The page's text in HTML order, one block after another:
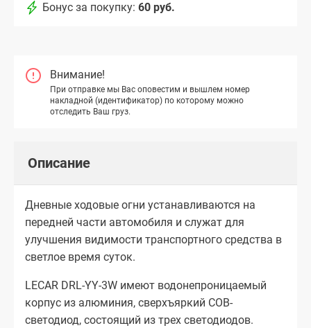
Бонус за покупку: 60 руб.
Внимание!
При отправке мы Вас оповестим и вышлем номер
накладной (идентификатор) по которому можно
отследить Ваш груз.
Описание
Дневные ходовые огни устанавливаются на
передней части автомобиля и служат для
улучшения видимости транспортного средства в
светлое время суток.
LECAR DRL-YY-3W имеют водонепроницаемый
корпус из алюминия, сверхъяркий COB-
светодиод, состоящий из трех светодиодов.